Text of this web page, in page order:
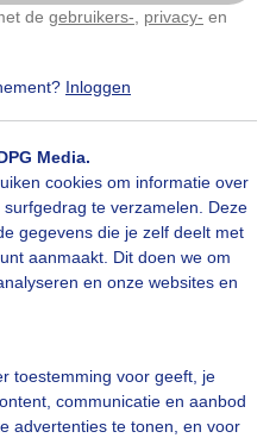
de gebruikers- privacy- en
Inloggen
Media.
cookies om informatie over
te verzamelen. Deze
gegevens die je zelf deelt met
aanmaakt. Dit doen we om
en onze websites en
toestemming voor geeft, je
communicatie en aanbod
advertenties te tonen, en voor
OSM
Legenda
de lucht. Een deel van die stoffen
Een ander deel is schadelijk
anderefijn stof(PM10 en PM2,5),
aan te passen